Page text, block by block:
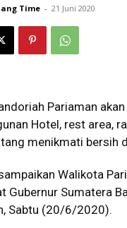
Time - 21 Juni 2020
Pariaman
Hotel, rest area,
menikmati bersih
Walikota
Gubernur Sumatera
Sabtu (20/6/2020).